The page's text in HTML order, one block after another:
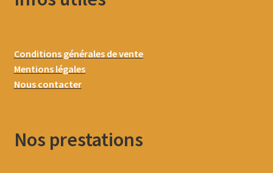
Conditions générales de vente
Mentions légales
Nous contacter
Nos prestations